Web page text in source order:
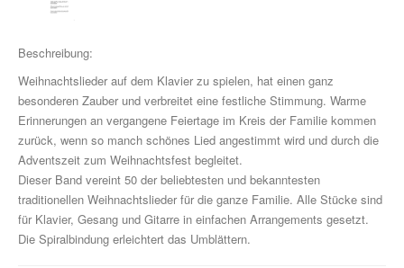
Drum Along
Klavier
Gitarre (A- & E-)
Fit For Guitar
Andreas Schumann Gitarrenmethode
Beschreibung:
Weihnachtslieder auf dem Klavier zu spielen, hat einen ganz
besonderen Zauber und verbreitet eine festliche Stimmung. Warme
Erinnerungen an vergangene Feiertage im Kreis der Familie kommen
zurück, wenn so manch schönes Lied angestimmt wird und durch die
Adventszeit zum Weihnachtsfest begleitet.
Dieser Band vereint 50 der beliebtesten und bekanntesten
traditionellen Weihnachtslieder für die ganze Familie. Alle Stücke sind
für Klavier, Gesang und Gitarre in einfachen Arrangements gesetzt.
Die Spiralbindung erleichtert das Umblättern.